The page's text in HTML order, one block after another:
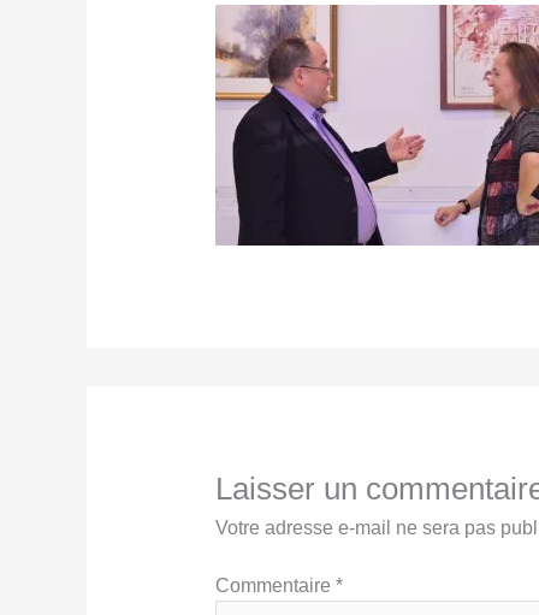
Laisser un
Votre adresse e-mail ne sera pas
Commentaire *